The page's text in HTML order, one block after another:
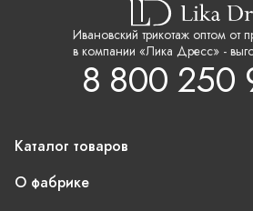
Ивановский трикотаж оптом от
в компании «Лика Дресс» -
8 800 250
Каталог товаров
О фабрике